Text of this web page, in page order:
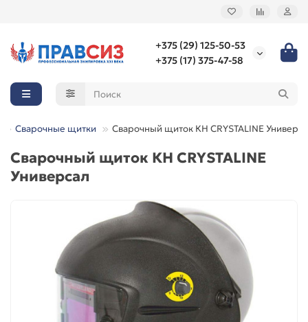
+375 (29) 125-50-53
+375 (17) 375-47-58
Сварочные щитки Сварочный щиток КН CRYSTALINE
Сварочный щиток КН CRYSTALINE
Универсал